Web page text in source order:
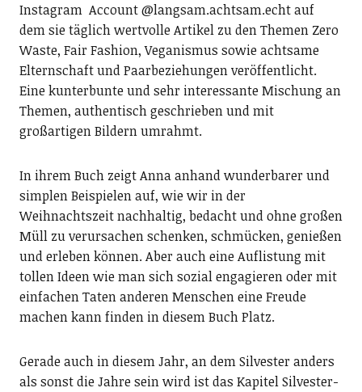
Instagram Account @langsam.achtsam.echt auf
dem sie täglich wertvolle Artikel zu den Themen Zero
Waste, Fair Fashion, Veganismus sowie achtsame
Elternschaft und Paarbeziehungen veröffentlicht.
Eine kunterbunte und sehr interessante Mischung an
Themen, authentisch geschrieben und mit
großartigen Bildern umrahmt.
In ihrem Buch zeigt Anna anhand wunderbarer und
simplen Beispielen auf, wie wir in der
Weihnachtszeit nachhaltig, bedacht und ohne großen
Müll zu verursachen schenken, schmücken, genießen
und erleben können. Aber auch eine Auflistung mit
tollen Ideen wie man sich sozial engagieren oder mit
einfachen Taten anderen Menschen eine Freude
machen kann finden in diesem Buch Platz.
Gerade auch in diesem Jahr, an dem Silvester anders
als sonst die Jahre sein wird ist das Kapitel Silvester-